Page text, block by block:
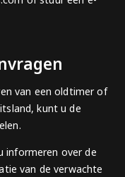
van een oldtimer of
kunt u de
informeren over de
van de verwachte